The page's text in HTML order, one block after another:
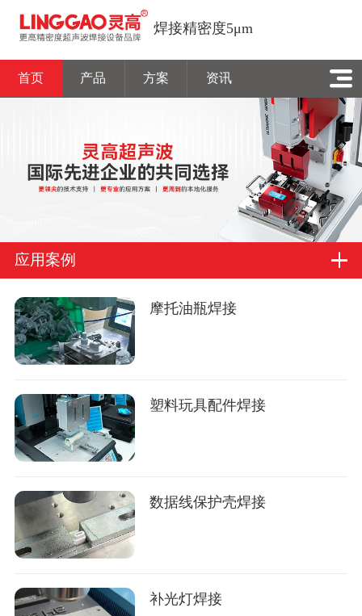
焊接精密度5μm
首页 产品 方案 资讯
应用案例
摩托油瓶焊接
塑料玩具配件焊接
数据线保护壳焊接
补光灯焊接